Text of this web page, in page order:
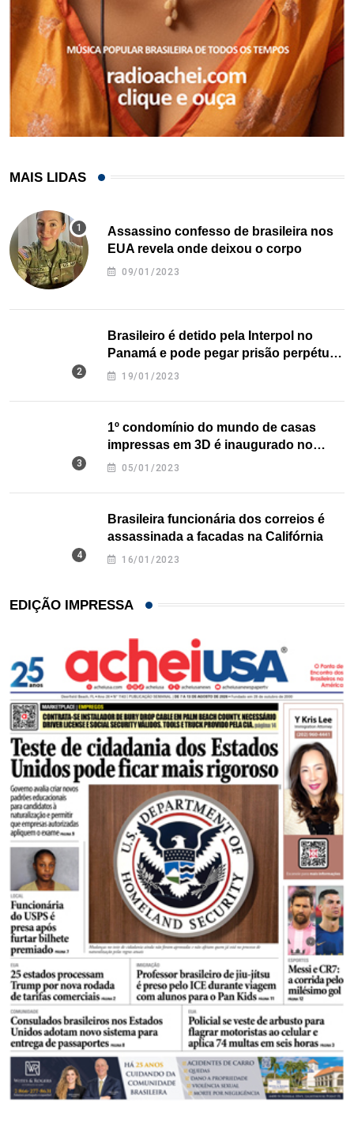
MAIS LIDAS
Assassino confesso de brasileira nos
EUA revela onde deixou o corpo
09/01/2023
Brasileiro é detido pela Interpol no
Panamá e pode pegar prisão perpétua
nos EUA
19/01/2023
1º condomínio do mundo de casas
impressas em 3D é inaugurado no
Texas
05/01/2023
Brasileira funcionária dos correios é
assassinada a facadas na Califórnia
16/01/2023
EDIÇÃO IMPRESSA